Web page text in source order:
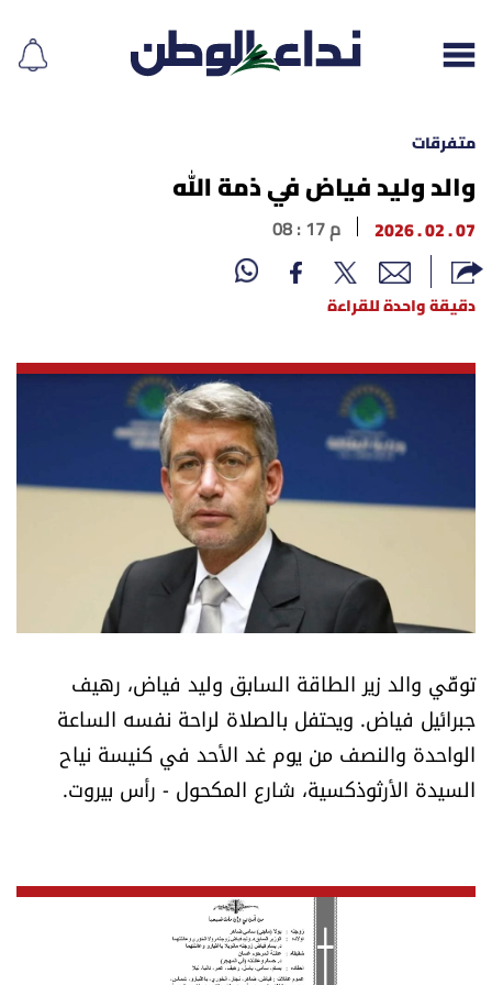
إقرأ الجريدة
لبنان
نداء اليوم
أسرار
نداء القرّاء
خاص الموقع
كتّابنا
آراء
متفرقات
والد وليد فياض في ذمة الله
07 . 02 . 2026 08 : 17 م
دقيقة واحدة للقراءة
توفّي والد زير الطاقة السابق وليد فياض، رهيف
جبرائيل فياض. ويحتفل بالصلاة لراحة نفسه الساعة
الواحدة والنصف من يوم غد الأحد في كنيسة نياح
السيدة الأرثوذكسية، شارع المكحول - رأس بيروت.